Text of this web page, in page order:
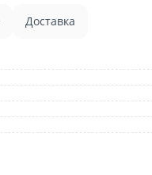
Доставка